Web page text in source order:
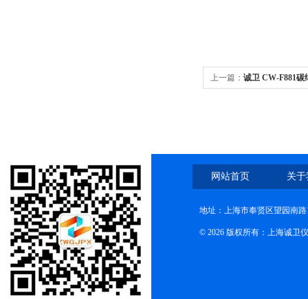
上一篇： 诚卫 CW-F881
网站首页 关
地址：上海市奉贤区望园南路
© 2026 版权所有：上海诚卫